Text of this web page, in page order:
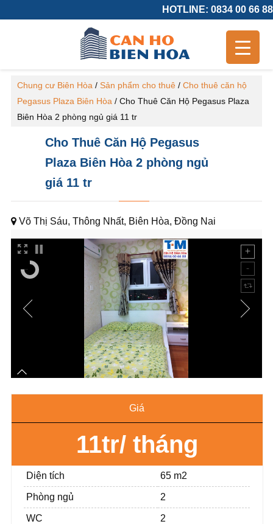
HOTLINE: 0834 00 66 88
Chung cư Biên Hòa / Sản phẩm cho thuê/ Cho thuê căn hộ
Pegasus Plaza Biên Hòa / Cho Thuê Căn Hộ Pegasus Plaza
Biên Hòa 2 phòng ngủ giá 11 tr
Cho Thuê Căn Hộ Pegasus
Plaza Biên Hòa 2 phòng ngủ
giá 11 tr
Võ Thị Sáu, Thông Nhất, Biên Hòa, Đồng Nai
Giá
11tr/ tháng
Diện tích 65 m2
Phòng ngủ 2
WC 2